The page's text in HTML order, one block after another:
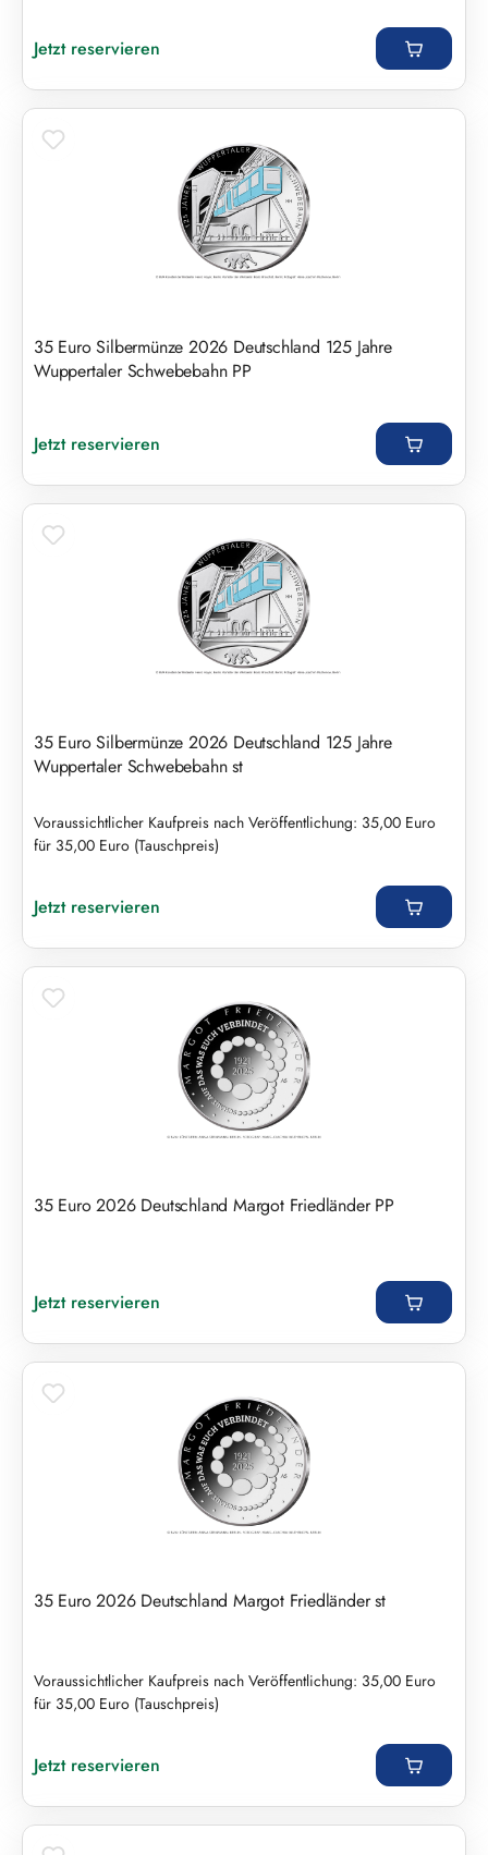
Jetzt reservieren
35 Euro Silbermünze 2026 Deutschland 125 Jahre
Wuppertaler Schwebebahn PP
Jetzt reservieren
35 Euro Silbermünze 2026 Deutschland 125 Jahre
Wuppertaler Schwebebahn st
Voraussichtlicher Kaufpreis nach Veröffentlichung: 35,00 Euro
für 35,00 Euro (Tauschpreis)
Jetzt reservieren
35 Euro 2026 Deutschland Margot Friedländer PP
Jetzt reservieren
35 Euro 2026 Deutschland Margot Friedländer st
Voraussichtlicher Kaufpreis nach Veröffentlichung: 35,00 Euro
für 35,00 Euro (Tauschpreis)
Jetzt reservieren